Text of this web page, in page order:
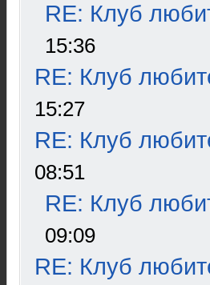
RE: Клуб
15:36
RE: Клуб
15:27
RE: Клуб
08:51
RE: Клуб
09:09
RE: Клуб